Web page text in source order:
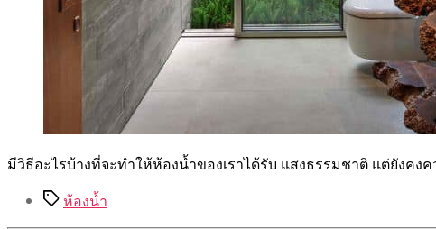
มีวิธีอะไรบ้างที่จะทำให้ห้องน้ำของเราได้รับ แสงธรรมชาติ แต่ยังคง
Tagsห้องน้ำ